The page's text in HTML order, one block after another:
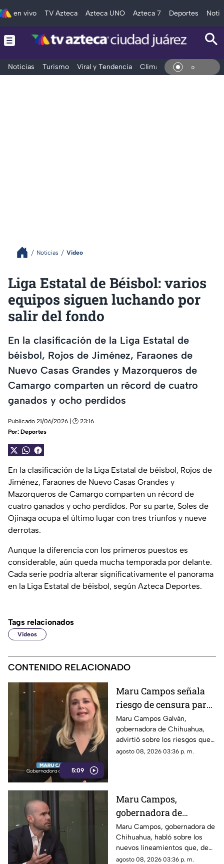
en vivo TV Azteca Azteca UNO Azteca 7 Deportes
Noticias Turismo Viral y Tendencia Clima Deportes En
Noticias Video
Liga Estatal de Béisbol: varios
equipos siguen luchando por
salir del fondo
En la clasificación de la Liga Estatal de
béisbol, Rojos de Jiménez, Faraones de
Nuevo Casas Grandes y Mazorqueros de
Camargo comparten un récord de cuatro
ganados y ocho perdidos
Publicado 21/06/2026 | 🕑 23:16
Por: Deportes
En la clasificación de la Liga Estatal de béisbol, Rojos de
Jiménez, Faraones de Nuevo Casas Grandes y
Mazorqueros de Camargo comparten un récord de
cuatro ganados y ocho perdidos. Por su parte, Soles de
Ojinaga ocupa el último lugar con tres triunfos y nueve
derrotas.
Aunque la diferencia con los primeros puestos es
considerable, aún queda mucha temporada por delante.
Cada serie podría alterar significativamente el panorama
en la Liga Estatal de béisbol, según Azteca Deportes.
Tags relacionados
Videos
CONTENIDO RELACIONADO
5:09
Maru Campos señala
riesgo de censura para
medios y periodistas
ante nuevos
lineamientos de
audiencias
Maru Campos Galván,
gobernadora de Chihuahua,
advirtió sobre los riesgos que
podrían representar los nuevos
utilizarse para sancionar a
medios y periodistas críticos.
agosto 08, 2026 03:36 p. m.
Maru Campos,
gobernadora de
Chihuahua, advierte
riesgo para la libertad
de expresión
Maru Campos, gobernadora de
Chihuahua, habló sobre los
nuevos lineamientos que, de
acuerdo con su postura,
agosto 08, 2026 03:36 p. m.